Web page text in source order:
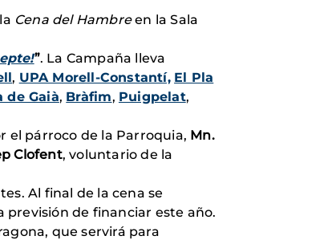
Cena del Hambreen la Sala
”. La Campaña lleva
, UPA Morell-Constantí, El Pla
de Gaià, Bràfim, Puigpelat,
el párroco de la Parroquia, Mn.
Clofent, voluntario de la
Al final de la cena se
previsión de financiar este año.
que servirá para